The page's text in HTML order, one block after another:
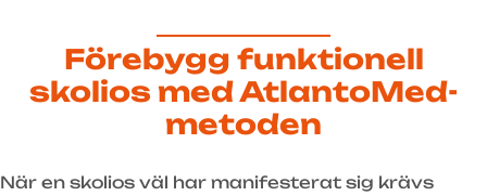
Förebygg funktionell
skolios med AtlantoMed-
metoden
När en skolios väl har manifesterat sig krävs